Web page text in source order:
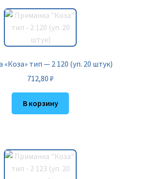
«Коза» тип — 2 120 (уп. 20 штук)
712,80 ₽
В корзину